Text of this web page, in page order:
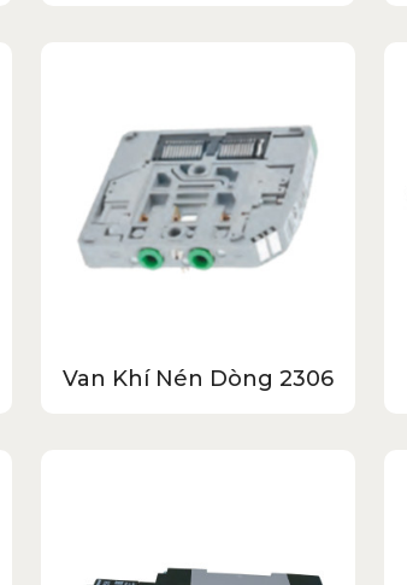
Van Khí Nén Dòng 2306